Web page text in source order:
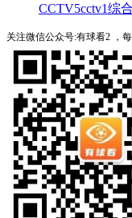
CCTV5cctv1综合
关注微信公众号:有球看2 ，